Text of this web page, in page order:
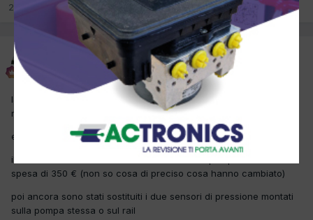
21 Settembre 2012in Meccatronica
21 Settembre 2012
la vettura in questione va spesso in recovery , spegnendo il
motore dopo qualche minuto torna a funzionare
errori in centralina P0251
il cliente dice che hanno cambiato il kit della pompa con una
spesa di 350 € (non so cosa di preciso cosa hanno cambiato)
poi ancora sono stati sostituiti i due sensori di pressione montati
sulla pompa stessa o sul rail